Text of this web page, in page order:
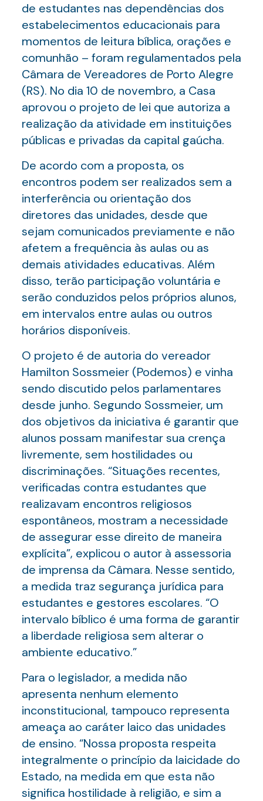
de estudantes nas dependências dos
estabelecimentos educacionais para
momentos de leitura bíblica, orações e
comunhão – foram regulamentados pela
Câmara de Vereadores de Porto Alegre
(RS). No dia 10 de novembro, a Casa
aprovou o projeto de lei que autoriza a
realização da atividade em instituições
públicas e privadas da capital gaúcha.
De acordo com a proposta, os
encontros podem ser realizados sem a
interferência ou orientação dos
diretores das unidades, desde que
sejam comunicados previamente e não
afetem a frequência às aulas ou as
demais atividades educativas. Além
disso, terão participação voluntária e
serão conduzidos pelos próprios alunos,
em intervalos entre aulas ou outros
horários disponíveis.
O projeto é de autoria do vereador
Hamilton Sossmeier (Podemos) e vinha
sendo discutido pelos parlamentares
desde junho. Segundo Sossmeier, um
dos objetivos da iniciativa é garantir que
alunos possam manifestar sua crença
livremente, sem hostilidades ou
discriminações. “Situações recentes,
verificadas contra estudantes que
realizavam encontros religiosos
espontâneos, mostram a necessidade
de assegurar esse direito de maneira
explícita”, explicou o autor à assessoria
de imprensa da Câmara. Nesse sentido,
a medida traz segurança jurídica para
estudantes e gestores escolares. “O
intervalo bíblico é uma forma de garantir
a liberdade religiosa sem alterar o
ambiente educativo.”
Para o legislador, a medida não
apresenta nenhum elemento
inconstitucional, tampouco representa
ameaça ao caráter laico das unidades
de ensino. “Nossa proposta respeita
integralmente o princípio da laicidade do
Estado, na medida em que esta não
significa hostilidade à religião, e sim a